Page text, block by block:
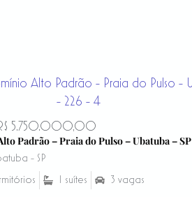
R$ 5.750.000,00
Padrão – Praia do Pulso – Ubatuba –
- SP
1 suítes 3 vagas